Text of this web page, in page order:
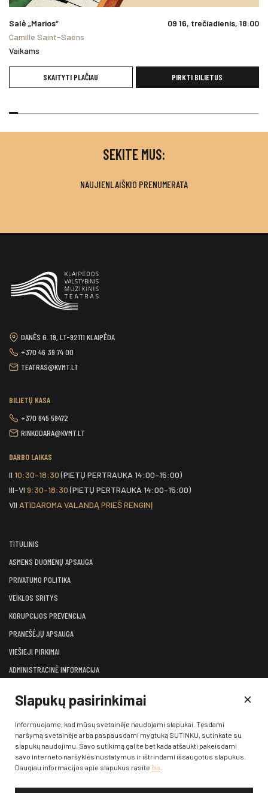
Slapukų pasirinkimai
Informuojame, kad mūsų svetainėje naudojami slapukai. Tęsdami
naršymą svetainėje arba paspausdami mygtuką SUTINKU, sutinkate su
slapukų naudojimu. Savo sutikimą galite bet kada atšaukti pakeisdami
savo interneto naršyklės nustatymus ir ištrindami išsaugotus slapukus.
Daugiau informacijos apie slapukus rasite čia
Salė „Marios“
09 16, trečiadienis, 18:00
Camille Saint-Saëns
Vaikams
SKAITYTI PLAČIAU PIRKTI BILIETUS
SEKITE MUS:
NAUJIENLAIŠKIO PRENUMERATA
DANĖS G. 19, LT-92111 KLAIPĖDA
+370 46 39 74 00
TEATRAS@KVMT.LT
BILIETŲ KASA
+370 645 59472
RINKODARA@KVMT.LT
DARBO LAIKAS
II 10:30–18:30(PIETŲ PERTRAUKA 14:00–15:00)
III-VI 9:30–18:30(PIETŲ PERTRAUKA 14:00–15:00)
VII ATIDAROMA VALANDĄ PRIEŠ RENGINĮ
TITULINIS
ASMENS DUOMENŲ APSAUGA
PRIVATUMO POLITIKA
VEIKLOS SRITYS
KORUPCIJOS PREVENCIJA
PRANEŠĖJŲ APSAUGA
VIEŠIEJI PIRKIMAI
ADMINISTRACINĖ INFORMACIJA
ATVIRI DUOMENYS
KONSULTAVIMASIS SU VISUOMENE
KONTAKTAI